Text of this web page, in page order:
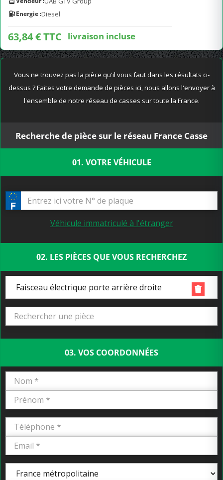
Energie :Diesel
63,84 € TTC livraison incluse
Vous ne trouvez pas la pièce qu'il vous faut dans les résultats ci-
dessus ? Faites votre demande de pièces ici, nous allons l'envoyer à
l'ensemble de notre réseau de casses sur toute la France.
Recherche de pièce sur le réseau France Casse
01. VOTRE VÉHICULE
Véhicule immatriculé à l'étranger
02. LES PIÈCES QUE VOUS RECHERCHEZ
Faisceau électrique porte arrière droite
03. VOS COORDONNÉES